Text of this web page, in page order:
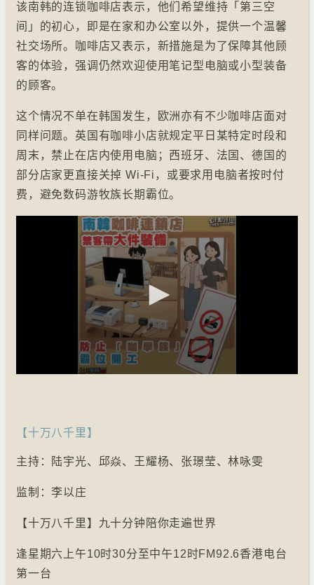
该南韩的连锁咖啡店表示，他们希望维持「第三空
间」的初心，即是在家和办公室以外，提供一个温馨
社交场所。咖啡店又表示，新措施是为了保障其他顾
客的体验，强调仍然欢迎使用笔记型电脑或小型装备
的顾客。
这个情况不单在韩国发生，欧洲亦有不少咖啡店面对
同样问题。英国有咖啡小店就规定平日某特定时段和
周末，禁止在店内使用电脑；西班牙、法国、德国的
部分店家更直接关掉 Wi-Fi，或要求用电脑者按时付
费，避免数码游牧族长期霸位。
【十万八千里】
主持：陆宇光、邱焱、王耀杨、张璟莹、林咏雯
监制：李以庄
【十万八千里】九十分钟陪你走遍世界
逢星期六上午10时30分至中午12时FM92.6香港电台
第一台